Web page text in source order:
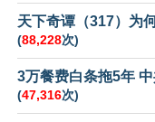
天下奇谭（317）为
(88,228次)
3万餐费白条拖5年
(47,316次)